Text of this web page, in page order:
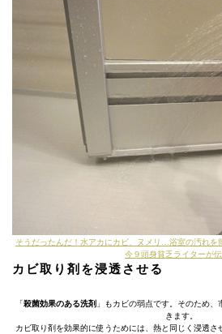
そうだったんだ！水アカにカビ、ヌメリ…浴室の汚れを
今９頭身貧乏ライターが伝
カビ取り剤を浸透させる
「殺菌効果のある洗剤 」もカビの弱点です。そのため
きます。
カビ取り剤を効果的に使うためには、熱と同じく浸透さ